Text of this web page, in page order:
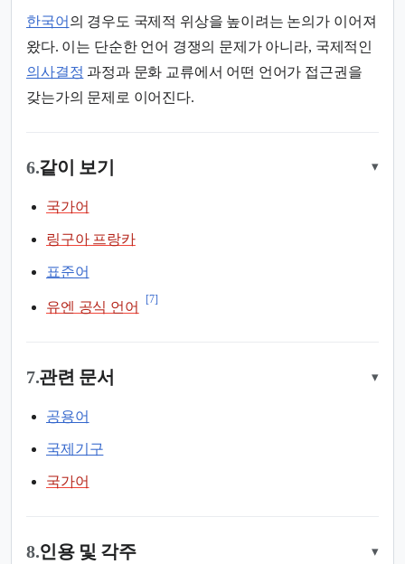
한국어 의 경우도 국제적 위상을 높이려는 논의가 이어져
왔다. 이는 단순한 언어 경쟁의 문제가 아니라, 국제적인
의사결정 과정과 문화 교류에서 어떤 언어가 접근권을
갖는가의 문제로 이어진다.
6.같이 보기 ▾
국가어
링구아 프랑카
표준어
유엔 공식 언어
[7]
7.관련 문서 ▾
공용어
국제기구
국가어
8.인용 및 각주 ▾